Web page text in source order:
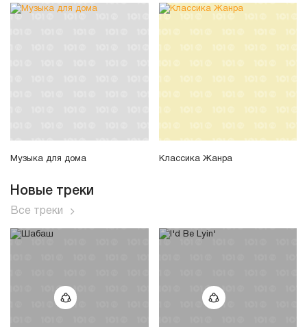
Музыка для дома Классика Жанра
Новые треки
Все треки